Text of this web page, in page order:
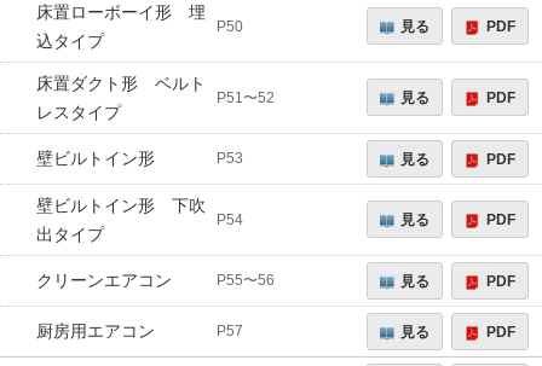
床置ローボーイ形 埋
込タイプ
P50 見る PDF
床置ダクト形 ベルト
レスタイプ
P51〜52 見る PDF
壁ビルトイン形 P53 見る PDF
壁ビルトイン形 下吹
出タイプ
P54 見る PDF
クリーンエアコン P55〜56 見る PDF
厨房用エアコン P57 見る PDF